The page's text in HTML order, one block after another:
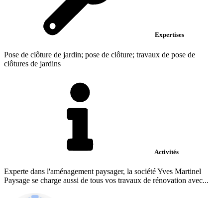
Expertises
Pose de clôture de jardin; pose de clôture; travaux de pose de
clôtures de jardins
Activités
Experte dans l'aménagement paysager, la société Yves Martinel
Paysage se charge aussi de tous vos travaux de rénovation avec...